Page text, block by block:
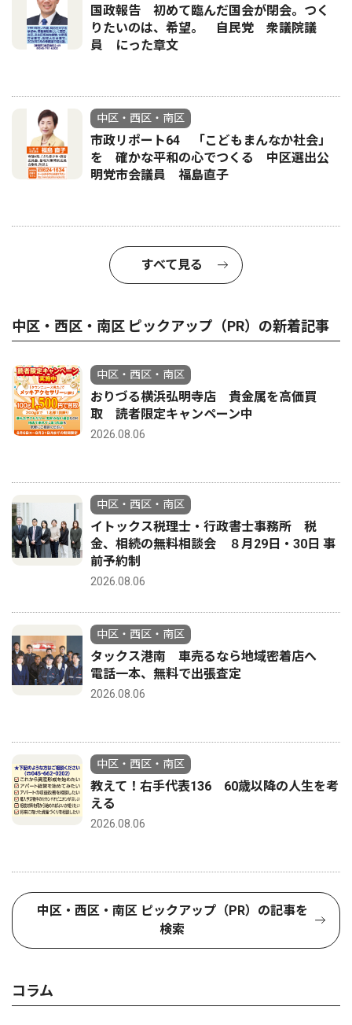
国政報告 初めて臨んだ国会が閉会。つく
りたいのは、希望。 自民党 衆議院議
員 にった章文
中区・西区・南区
市政リポート64 「こどもまんなか社会」
を 確かな平和の心でつくる 中区選出公
明党市会議員 福島直子
すべて見る
中区・西区・南区 ピックアップ（PR）の新着記事
中区・西区・南区
おりづる横浜弘明寺店 貴金属を高価買
取 読者限定キャンペーン中
2026.08.06
中区・西区・南区
イトックス税理士・行政書士事務所 税
金、相続の無料相談会 ８月29日・30日 事
前予約制
2026.08.06
中区・西区・南区
タックス港南 車売るなら地域密着店へ
電話一本、無料で出張査定
2026.08.06
中区・西区・南区
教えて！右手代表136 60歳以降の人生を考
える
2026.08.06
中区・西区・南区 ピックアップ（PR）の記事を
検索
コラム